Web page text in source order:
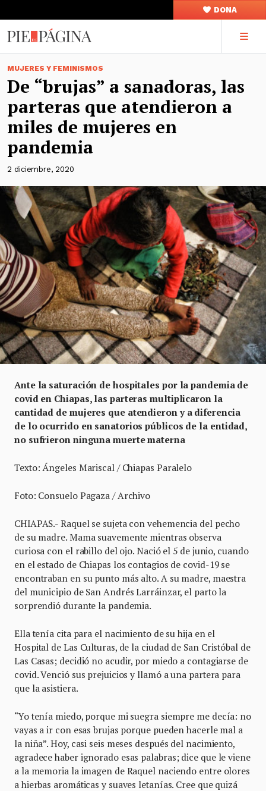
DONA
MUJERES Y FEMINISMOS
De “brujas” a sanadoras, las
parteras que atendieron a
miles de mujeres en
pandemia
2 diciembre, 2020
Ante la saturación de hospitales por la pandemia de
covid en Chiapas, las parteras multiplicaron la
cantidad de mujeres que atendieron y a diferencia
de lo ocurrido en sanatorios públicos de la entidad,
no sufrieron ninguna muerte materna
Texto: Ángeles Mariscal / Chiapas Paralelo
Foto: Consuelo Pagaza / Archivo
CHIAPAS.- Raquel se sujeta con vehemencia del pecho
de su madre. Mama suavemente mientras observa
curiosa con el rabillo del ojo. Nació el 5 de junio, cuando
en el estado de Chiapas los contagios de covid-19 se
encontraban en su punto más alto. A su madre, maestra
del municipio de San Andrés Larráinzar, el parto la
sorprendió durante la pandemia.
Ella tenía cita para el nacimiento de su hija en el
Hospital de Las Culturas, de la ciudad de San Cristóbal de
Las Casas; decidió no acudir, por miedo a contagiarse de
covid. Venció sus prejuicios y llamó a una partera para
que la asistiera.
“Yo tenía miedo, porque mi suegra siempre me decía: no
vayas a ir con esas brujas porque pueden hacerle mal a
la niña”. Hoy, casi seis meses después del nacimiento,
agradece haber ignorado esas palabras; dice que le viene
a la memoria la imagen de Raquel naciendo entre olores
a hierbas aromáticas y suaves letanías. Cree que quizá